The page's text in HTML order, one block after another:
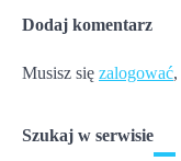
Dodaj komentarz
Musisz się zalogować
Szukaj w serwisie